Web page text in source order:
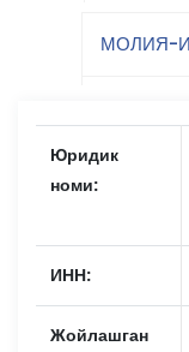
МОЛИЯ-
Юридик
номи:
ИНН:
Жойлашган